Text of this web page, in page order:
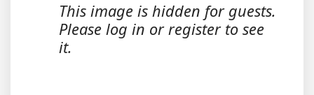
This image is hidden for guests.
Please log in or register to see
it.